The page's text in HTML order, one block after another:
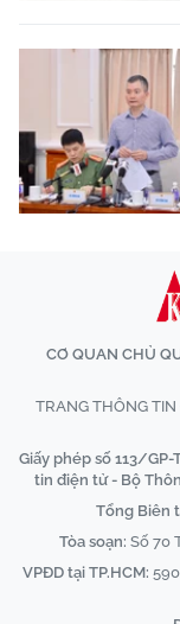
CƠ QUAN CHỦ
TRANG THÔNG
Giấy phép số 113/
tin điện tử - Bộ
Tổng Biên
Tòa soạn: Số 70
VPĐD tại TP.HCM: